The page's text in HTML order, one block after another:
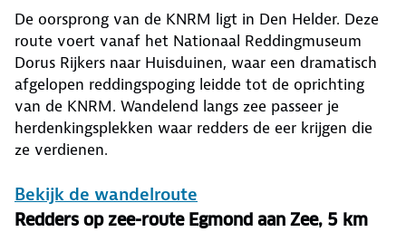
De oorsprong van de KNRM ligt in Den Helder. Deze
route voert vanaf het Nationaal Reddingmuseum
Dorus Rijkers naar Huisduinen, waar een dramatisch
afgelopen reddingspoging leidde tot de oprichting
van de KNRM. Wandelend langs zee passeer je
herdenkingsplekken waar redders de eer krijgen die
ze verdienen.
Bekijk de wandelroute
Redders op zee-route Egmond aan Zee, 5 km